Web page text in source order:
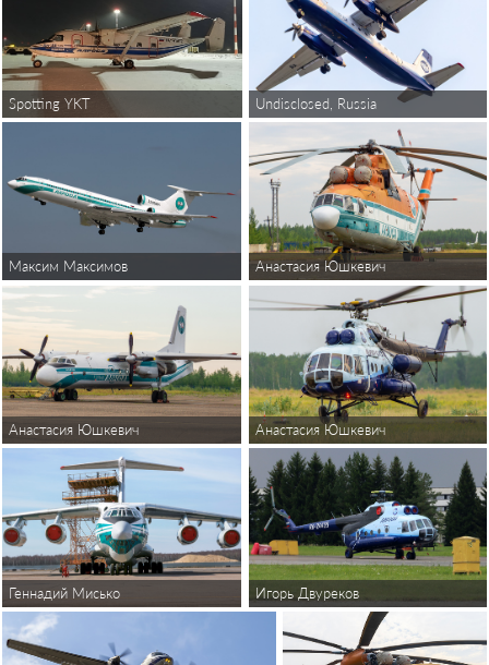
Spotting YKT Undisclosed, Russia
Максим Максимов Анастасия Юшкевич
Анастасия Юшкевич Анастасия Юшкевич
Геннадий Мисько Игорь Двуреков